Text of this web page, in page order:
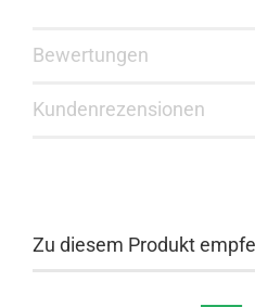
Bewertungen
Kundenrezensionen
Zu diesem Produkt